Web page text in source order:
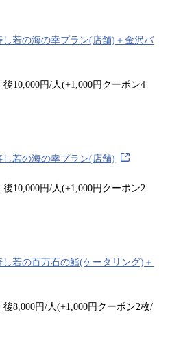
若の海の幸プラン(店舗)＋金沢バ
円/人(+1,000円クーポン4
若の海の幸プラン(店舗)
円/人(+1,000円クーポン2
若の百万石の鮨(ケータリング)＋
円/人(+1,000円クーポン2枚/